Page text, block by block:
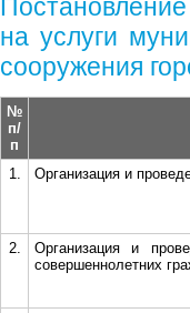
на услуги
сооружения
№
п/
п
1. Организация и
2.
Организация и
совершеннолетних